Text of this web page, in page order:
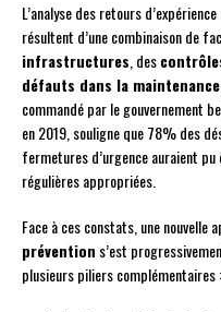
L’analyse des retours
résultent d’une combinaison de
infrastructures , des
défauts dans la
commandé par le gouvernement
en 2019, souligne que 78% des
fermetures d’urgence auraient
régulières appropriées.
Face à ces constats, une nouvelle
prévention s’est
plusieurs piliers complémentaires :